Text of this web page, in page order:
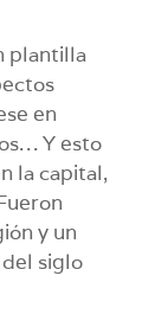
plantilla
en
Y esto
la capital,
y un
siglo